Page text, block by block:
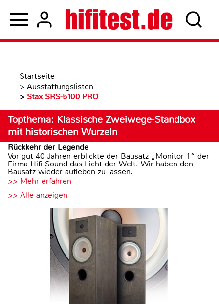
Startseite
> Ausstattungslisten
> Stax SRS-5100 PRO
Topthema: Klassische Zweiwege-Standbox
mit historischen Wurzeln
Rückkehr der Legende
Vor gut 40 Jahren erblickte der Bausatz „Monitor 1“ der
Firma Hifi Sound das Licht der Welt. Wir haben den
Bausatz wieder aufleben zu lassen.
>> Mehr erfahren
>> Alle anzeigen